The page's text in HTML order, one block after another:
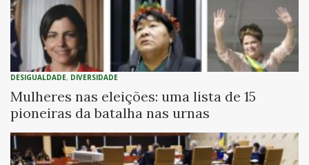
DESIGUALDADE, DIVERSIDADE
Mulheres nas eleições: uma lista de 15
pioneiras da batalha nas urnas